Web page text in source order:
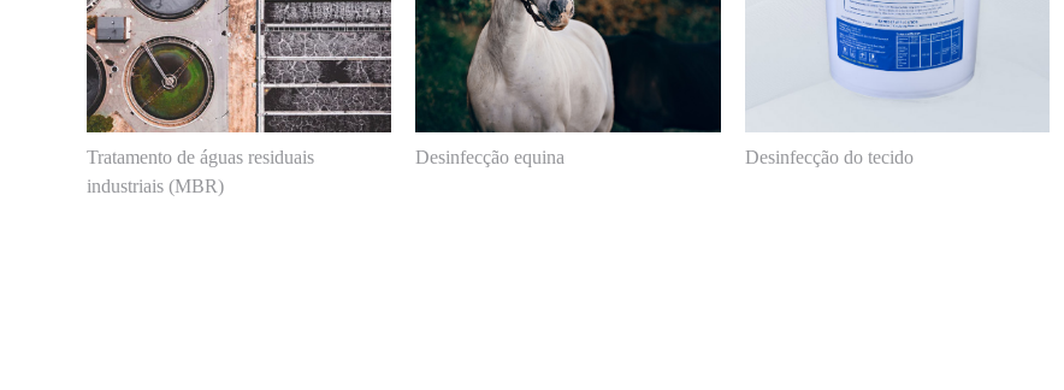
Tratamento de águas residuais
industriais (MBR)
Desinfecção equina Desinfecção do tecido